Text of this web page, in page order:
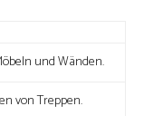
und Wänden.
von Treppen.